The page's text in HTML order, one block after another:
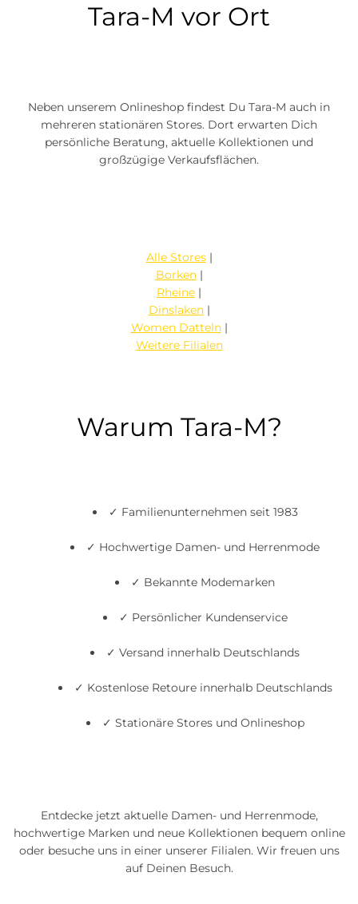
Tara-M vor Ort
Neben unserem Onlineshop findest Du Tara-M auch in
mehreren stationären Stores. Dort erwarten Dich
persönliche Beratung, aktuelle Kollektionen und
großzügige Verkaufsflächen.
Alle Stores|
Borken|
Rheine |
Dinslaken|
Women Datteln|
Weitere Filialen
Warum Tara-M?
✓ Familienunternehmen seit 1983
✓ Hochwertige Damen- und Herrenmode
✓ Bekannte Modemarken
✓ Persönlicher Kundenservice
✓ Versand innerhalb Deutschlands
✓ Kostenlose Retoure innerhalb Deutschlands
✓ Stationäre Stores und Onlineshop
Entdecke jetzt aktuelle Damen- und Herrenmode,
hochwertige Marken und neue Kollektionen bequem online
oder besuche uns in einer unserer Filialen. Wir freuen uns
auf Deinen Besuch.